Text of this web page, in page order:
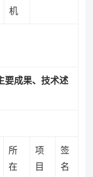
机
要成果、技术述
所
在
项
目
签
名